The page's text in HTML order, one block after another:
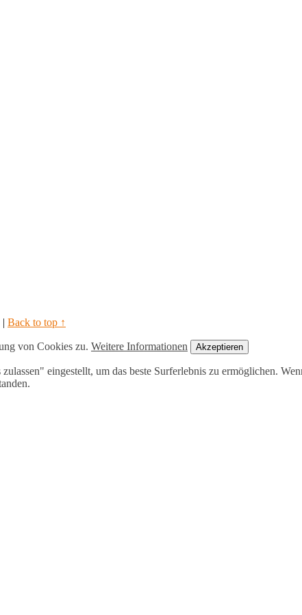
| Back to top ↑
von Cookies zu. Weitere Informationen Akzeptieren
eingestellt, um das beste Surferlebnis zu ermöglichen.